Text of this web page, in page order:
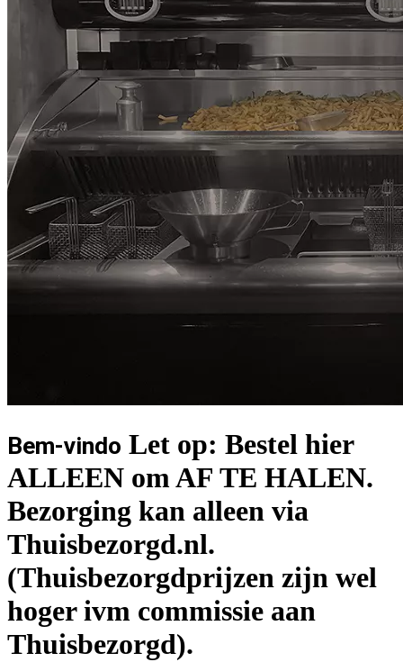
Bem-vindo Let op: Bestel hier
ALLEEN om AF TE HALEN.
Bezorging kan alleen via
Thuisbezorgd.nl.
(Thuisbezorgdprijzen zijn wel
hoger ivm commissie aan
Thuisbezorgd).